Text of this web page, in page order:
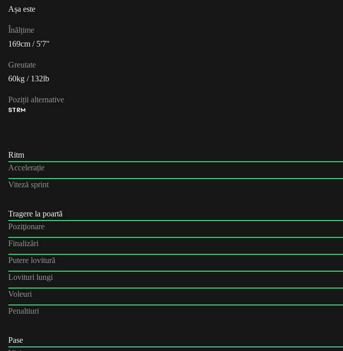
Așa este
Înălțime
169cm / 5'7"
Greutate
60kg / 132lb
Poziții alternative
STRM
Ritm
Accelerație
Viteză sprint
Tragere la poartă
Poziţionare
Finalizări
Putere lovitură
Lovituri lungi
Voleuri
Penaltiuri
Pase